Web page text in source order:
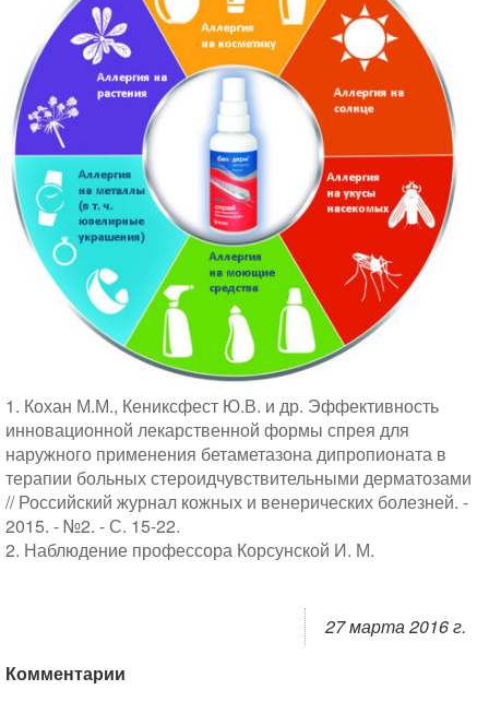
1. Кохан М.М., Кениксфест Ю.В. и др. Эффективность
инновационной лекарственной формы спрея для
наружного применения бетаметазона дипропионата в
терапии больных стероидчувствительными дерматозами
// Российский журнал кожных и венерических болезней. -
2015. - №2. - С. 15-22.
2. Наблюдение профессора Корсунской И. М.
27 марта 2016 г.
Комментарии